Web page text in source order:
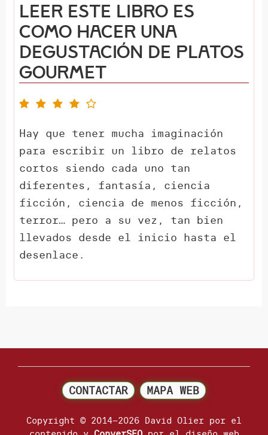
Leer este libro es
como hacer una
degustación de platos
gourmet
Hay que tener mucha imaginación
para escribir un libro de relatos
cortos siendo cada uno tan
diferentes, fantasía, ciencia
ficción, ciencia de menos ficción,
terror… pero a su vez, tan bien
llevados desde el inicio hasta el
desenlace.
Copyright © 2014–2026 David Olier por el
CONTACTAR MAPA WEB